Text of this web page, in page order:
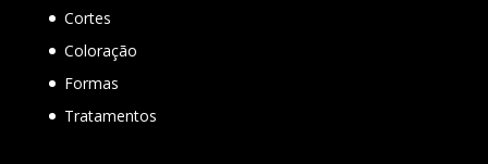
Cortes
Coloração
Formas
Tratamentos